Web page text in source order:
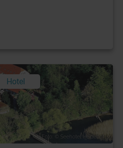
Hotel
Foto: © Seehotel Heidehof